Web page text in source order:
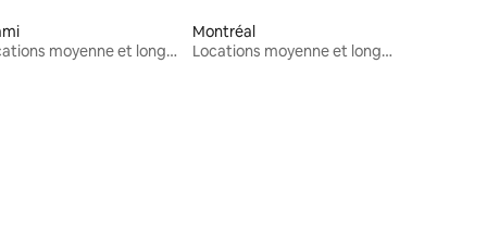
Locations moyenne et longue durée
Montréal
Locations moyenne et longue durée